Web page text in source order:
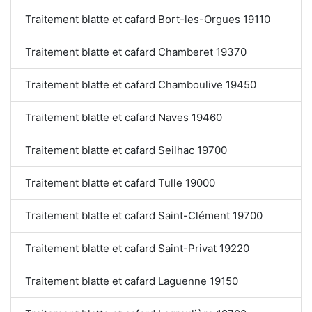
Traitement blatte et cafard Bort-les-Orgues 19110
Traitement blatte et cafard Chamberet 19370
Traitement blatte et cafard Chamboulive 19450
Traitement blatte et cafard Naves 19460
Traitement blatte et cafard Seilhac 19700
Traitement blatte et cafard Tulle 19000
Traitement blatte et cafard Saint-Clément 19700
Traitement blatte et cafard Saint-Privat 19220
Traitement blatte et cafard Laguenne 19150